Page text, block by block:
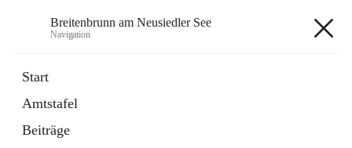
Breitenbrunn am Neusiedler See
Navigation
Start
Amtstafel
Beiträge
18 Schnellzugriffe